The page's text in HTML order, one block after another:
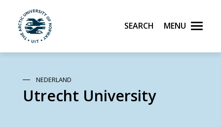
Skip to main content
UiT The Arctic University of Norway
Search Menu
NEDERLAND
Utrecht University